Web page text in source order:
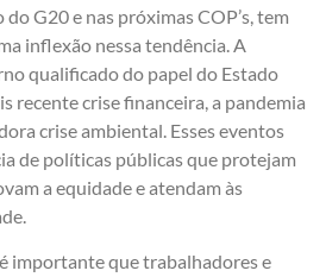
G20 e nas próximas COP’s, tem
inflexão nessa tendência. A
qualificado do papel do Estado
recente crise financeira, a pandemia
crise ambiental. Esses eventos
de políticas públicas que protejam
a equidade e atendam às
importante que trabalhadores e